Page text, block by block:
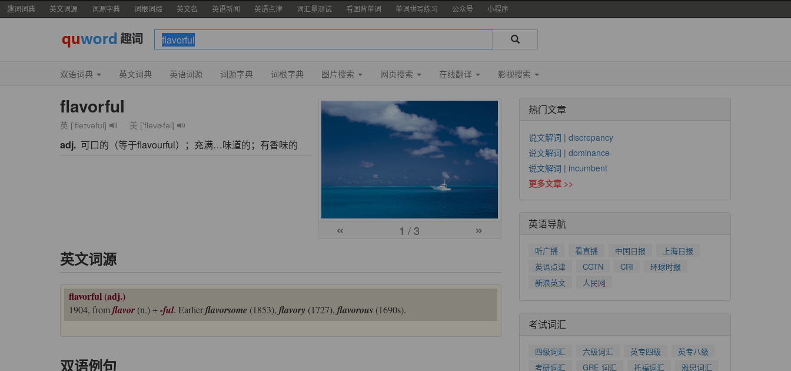
趣词词典 英文词源 词源字典 词根词缀 英文名 英语新闻 英语点津 词汇量测试 看图背单词 单词拼写练习 公众号 小程序
双语词典 英文词典 英语词源 词源字典 词根字典 图片搜索 网页搜索 在线翻译 影视搜索
flavorful
英 ['fleɪvəfʊl] 美 ['flevɚfəl]
adj. 可口的（等于flavourful）；充满…味道的；有香味的
« 1 / 3 »
英文词源
flavorful (adj.)
1904, fromflavor (n.) +-ful. Earlierflavorsome (1853), flavory (1727), flavorous (1690s).
双语例句
热门文章
说文解词 | discrepancy
说文解词 | dominance
说文解词 | incumbent
更多文章 >>
英语导航
听广播 看直播 中国日报
上海日报
英语点津
CGTN CRI
环球时报
新浪英文
人民网
考试词汇
四级词汇 六级词汇 英专四级
英专八级
考研词汇
GRE 词汇 托福词汇 雅思词汇